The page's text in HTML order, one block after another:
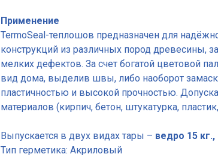
Применение
TermoSeal-теплошов предназначен для
конструкций из различных пород древесины,
мелких дефектов. За счет богатой цветовой
вид дома, выделив швы, либо наоборот
пластичностью и высокой прочностью.
материалов (кирпич, бетон, штукатурка,
Выпускается в двух видах тары – ведро 15 кг.,
Тип герметика: Акриловый